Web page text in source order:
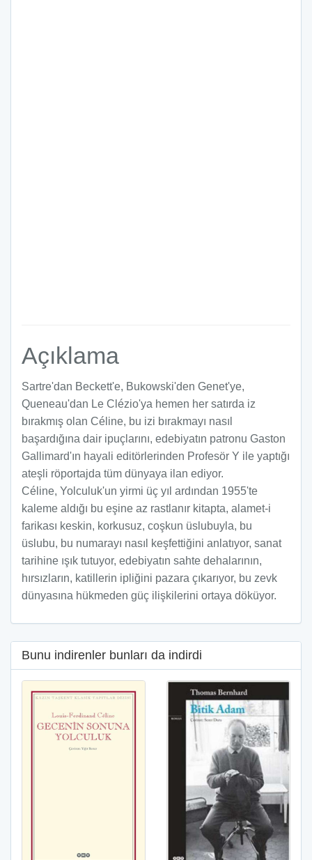
Açıklama
Sartre'dan Beckett'e, Bukowski'den Genet'ye,
Queneau'dan Le Clézio'ya hemen her satırda iz
bırakmış olan Céline, bu izi bırakmayı nasıl
başardığına dair ipuçlarını, edebiyatın patronu Gaston
Gallimard'ın hayali editörlerinden Profesör Y ile yaptığı
ateşli röportajda tüm dünyaya ilan ediyor.
Céline, Yolculuk'un yirmi üç yıl ardından 1955'te
kaleme aldığı bu eşine az rastlanır kitapta, alamet-i
farikası keskin, korkusuz, coşkun üslubuyla, bu
üslubu, bu numarayı nasıl keşfettiğini anlatıyor, sanat
tarihine ışık tutuyor, edebiyatın sahte dehalarının,
hırsızların, katillerin ipliğini pazara çıkarıyor, bu zevk
dünyasına hükmeden güç ilişkilerini ortaya döküyor.
Bunu indirenler bunları da indirdi